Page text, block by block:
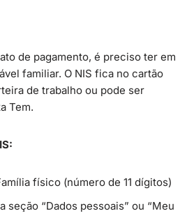
de pagamento, é preciso ter em
familiar. O NIS fica no cartão
de trabalho ou pode ser
Tem.
físico (número de 11 dígitos)
seção “Dados pessoais” ou “Meu